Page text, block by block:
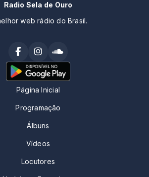
Radio Sela de Ouro
web rádio do Brasil.
Página Inicial
Programação
Álbuns
Vídeos
Locutores